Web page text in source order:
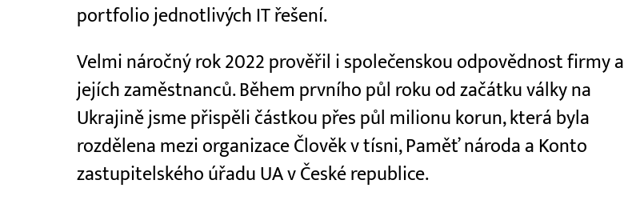
portfolio jednotlivých IT řešení.
Velmi náročný rok 2022 prověřil i společenskou odpovědnost firmy a
jejích zaměstnanců. Během prvního půl roku od začátku války na
Ukrajině jsme přispěli částkou přes půl milionu korun, která byla
rozdělena mezi organizace Člověk v tísni, Paměť národa a Konto
zastupitelského úřadu UA v České republice.